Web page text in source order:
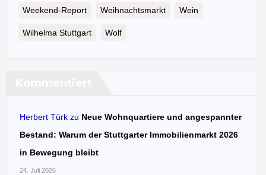
Weekend-Report Weihnachtsmarkt Wein
Wilhelma Stuttgart Wolf
Herbert Türk zu Neue Wohnquartiere und angespannter
Bestand: Warum der Stuttgarter Immobilienmarkt 2026
in Bewegung bleibt
24. Juli 2026